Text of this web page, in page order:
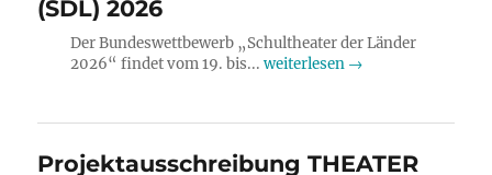
(SDL) 2026
Der Bundeswettbewerb „Schultheater der Länder
2026“ findet vom 19. bis... weiterlesen →
Projektausschreibung THEATER